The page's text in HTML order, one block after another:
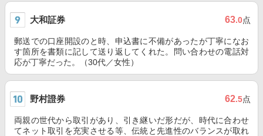
大和証券 63.0点
郵送での口座開設のと時、申込書に不備があったが丁寧になお
す箇所を書類に記して送り返してくれた。問い合わせの電話対
応が丁寧だった。（30代／女性）
野村證券 62.5点
両親の世代から取引があり、引き継いだ形だが、時代に合わせ
てネット取引を充実させる等、伝統と先進性のバランスが取れ